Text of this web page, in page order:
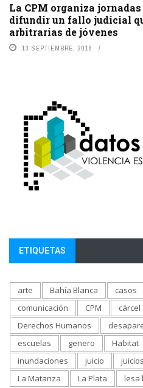
La CPM organiza
difundir un fallo judicial
arbitrarias de jóvenes
13 SEPTIEMBRE, 2016
ETIQUETAS
arte Bahía Blanca casos
comunicación
CPM cárcel
Derechos Humanos
escuelas
genero Habitat
inundaciones
juicio juicios
La Matanza
La Plata lesa